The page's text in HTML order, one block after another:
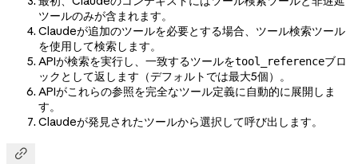
ツールのみが含まれます。
Claudeが追加のツールを必要とする場合、ツール検索ツール
を使用して検索します。
APIが検索を実行し、一致するツールをtool_referenceブロ
ックとして返します（デフォルトでは最大5個）。
APIがこれらの参照を完全なツール定義に自動的に展開しま
す。
Claudeが発見されたツールから選択して呼び出します。
